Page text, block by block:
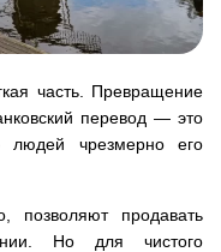
часть. Превращение
перевод — это
людей чрезмерно его
позволяют продавать
Но для чистого